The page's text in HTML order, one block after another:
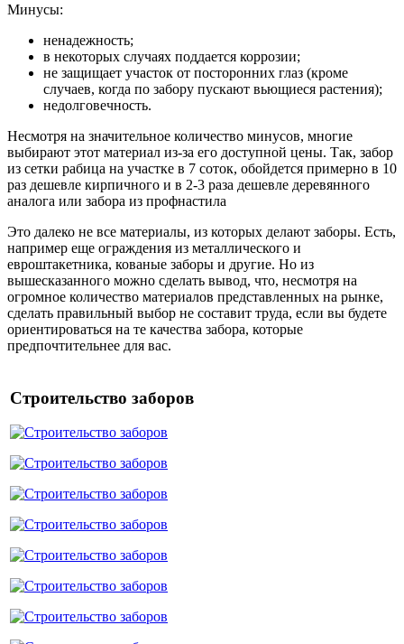
Минусы:
ненадежность;
в некоторых случаях поддается коррозии;
не защищает участок от посторонних глаз (кроме
случаев, когда по забору пускают вьющиеся растения);
недолговечность.
Несмотря на значительное количество минусов, многие
выбирают этот материал из-за его доступной цены. Так, забор
из сетки рабица на участке в 7 соток, обойдется примерно в 10
раз дешевле кирпичного и в 2-3 раза дешевле деревянного
аналога или забора из профнастила
Это далеко не все материалы, из которых делают заборы. Есть,
например еще ограждения из металлического и
евроштакетника, кованые заборы и другие. Но из
вышесказанного можно сделать вывод, что, несмотря на
огромное количество материалов представленных на рынке,
сделать правильный выбор не составит труда, если вы будете
ориентироваться на те качества забора, которые
предпочтительнее для вас.
Строительство заборов